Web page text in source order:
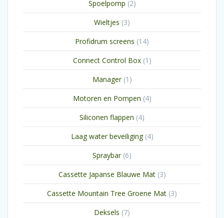
Spoelpomp 22
producten
Wieltjes 33
producten
Profidrum screens 1414
producten
Connect Control Box 1 1
product
Manager 1 1
product
Motoren en Pompen 44
producten
Siliconen flappen 44
producten
Laag water beveiliging 44
producten
Spraybar 66
producten
Cassette Japanse Blauwe Mat 33
producten
Cassette Mountain Tree Groene Mat 33
producten
Deksels 77